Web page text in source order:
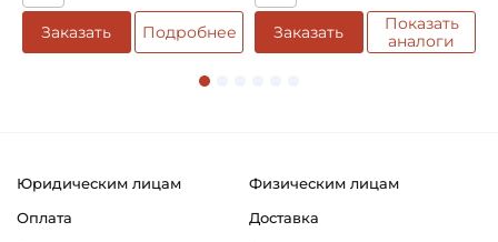
Заказать Подробнее Заказать
Показать
аналоги
Юридическим лицам
Физическим лицам
Оплата
Доставка